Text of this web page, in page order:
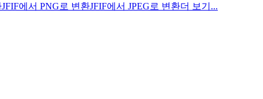
JFIF에서 PNG로 변환JFIF에서 JPEG로 변환더 보기...